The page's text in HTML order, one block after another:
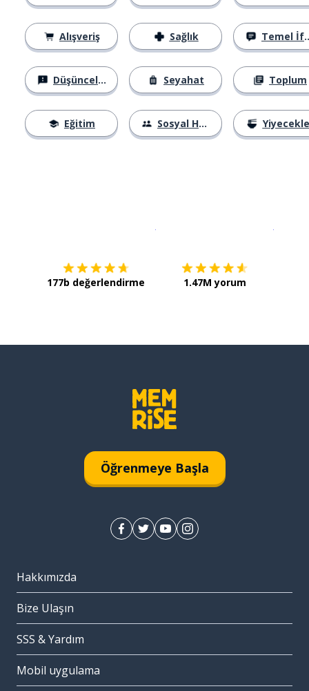
Alışveriş
Düşünceler
Eğitim
Sağlık
Seyahat
Sosyal Hayat
Temel İfadeler
Toplum
177b değerlendirme 1.47M yorum
Öğrenmeye Başla
Hakkımızda
Bize Ulaşın
SSS & Yardım
Mobil uygulama